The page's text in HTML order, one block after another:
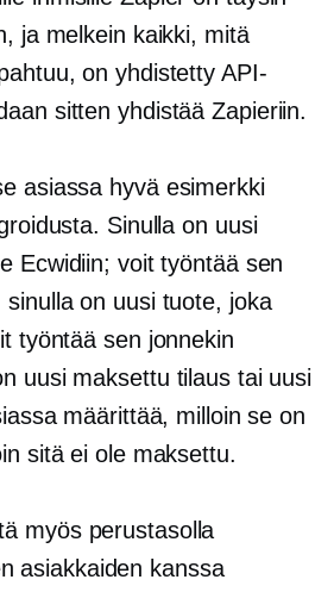
ja melkein kaikki, mitä
on yhdistetty API-
sitten yhdistää Zapieriin.
asiassa hyvä esimerkki
Sinulla on uusi
Ecwidiin; voit työntää sen
sinulla on uusi tuote, joka
työntää sen jonnekin
uusi maksettu tilaus tai uusi
määrittää, milloin se on
sitä ei ole maksettu.
myös perustasolla
asiakkaiden kanssa